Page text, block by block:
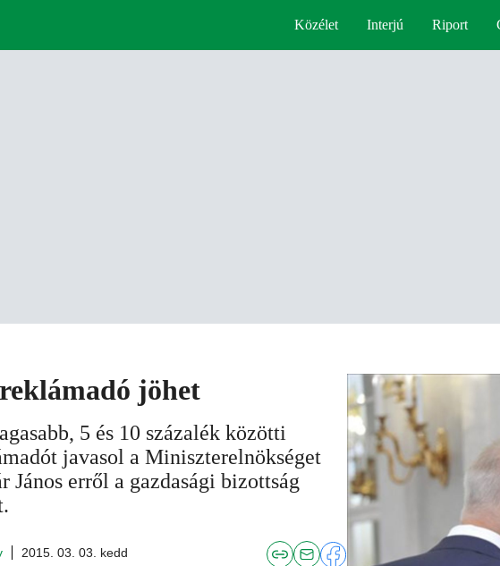
Közélet Interjú Riport
jöhet
5 és 10 százalék közötti
javasol a Miniszterelnökséget
János erről a gazdasági bizottság
2015. 03. 03. kedd